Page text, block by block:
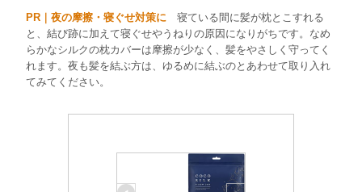
PR｜夜の摩擦・寝ぐせ対策に 寝ている間に髪が枕とこすれる
と、結び跡に加えて寝ぐせやうねりの原因になりがちです。なめ
らかなシルクの枕カバーは摩擦が少なく、髪をやさしく守ってく
れます。夜も髪を結ぶ方は、ゆるめに結ぶのとあわせて取り入れ
てみてください。